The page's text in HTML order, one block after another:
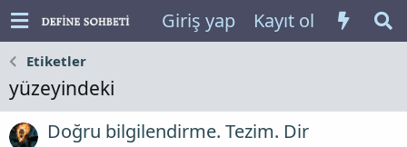
Giriş yap Kayıt ol
Etiketler
yüzeyindeki
Doğru bilgilendirme. Tezim. Dir